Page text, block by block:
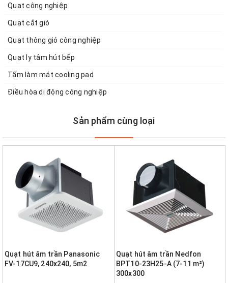
Quạt công nghiệp
Quạt cắt gió
Quạt thông gió công nghiệp
Quạt ly tâm hút bếp
Tấm làm mát cooling pad
Điều hòa di động công nghiệp
Sản phẩm cùng loại
Quạt hút âm trần Panasonic
FV-17CU9, 240x240, 5m2
Quạt hút âm trần Nedfon
BPT10-23H25-A (7-11 m²)
300x300